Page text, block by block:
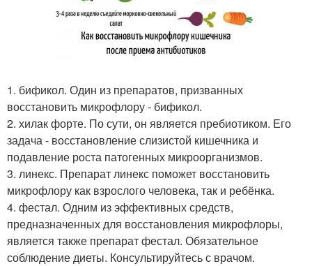
1. бификол. Один из препаратов, призванных
восстановить микрофлору - бификол.
2. хилак форте. По сути, он является пребиотиком. Его
задача - восстановление слизистой кишечника и
подавление роста патогенных микроорганизмов.
3. линекс. Препарат линекс поможет восстановить
микрофлору как взрослого человека, так и ребёнка.
4. фестал. Одним из эффективных средств,
предназначенных для восстановления микрофлоры,
является также препарат фестал. Обязательное
соблюдение диеты. Консультируйтесь с врачом.